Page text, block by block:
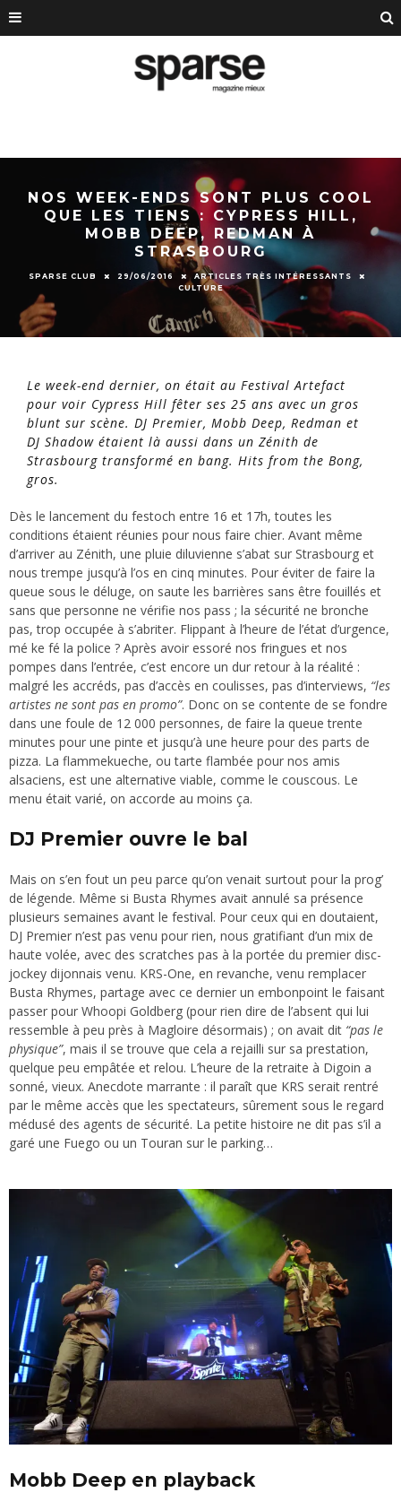
NOS WEEK-ENDS SONT PLUS COOL
QUE LES TIENS : CYPRESS HILL,
MOBB DEEP, REDMAN À
STRASBOURG
SPARSE CLUB 29/06/2016
ARTICLES TRÈS INTÉRESSANTS
CULTURE
Le week-end dernier, on était au Festival Artefact
pour voir Cypress Hill fêter ses 25 ans avec un gros
blunt sur scène. DJ Premier, Mobb Deep, Redman et
DJ Shadow étaient là aussi dans un Zénith de
Strasbourg transformé en bang. Hits from the Bong,
gros.
Dès le lancement du festoch entre 16 et 17h, toutes les
conditions étaient réunies pour nous faire chier. Avant même
d’arriver au Zénith, une pluie diluvienne s’abat sur Strasbourg et
nous trempe jusqu’à l’os en cinq minutes. Pour éviter de faire la
queue sous le déluge, on saute les barrières sans être fouillés et
sans que personne ne vérifie nos pass ; la sécurité ne bronche
pas, trop occupée à s’abriter. Flippant à l’heure de l’état d’urgence,
mé ke fé la police ? Après avoir essoré nos fringues et nos
pompes dans l’entrée, c’est encore un dur retour à la réalité :
malgré les accréds, pas d’accès en coulisses, pas d’interviews, “les
artistes ne sont pas en promo”. Donc on se contente de se fondre
dans une foule de 12 000 personnes, de faire la queue trente
minutes pour une pinte et jusqu’à une heure pour des parts de
pizza. La flammekueche, ou tarte flambée pour nos amis
alsaciens, est une alternative viable, comme le couscous. Le
menu était varié, on accorde au moins ça.
DJ Premier ouvre le bal
Mais on s’en fout un peu parce qu’on venait surtout pour la prog’
de légende. Même si Busta Rhymes avait annulé sa présence
plusieurs semaines avant le festival. Pour ceux qui en doutaient,
DJ Premier n’est pas venu pour rien, nous gratifiant d’un mix de
haute volée, avec des scratches pas à la portée du premier disc-
jockey dijonnais venu. KRS-One, en revanche, venu remplacer
Busta Rhymes, partage avec ce dernier un embonpoint le faisant
passer pour Whoopi Goldberg (pour rien dire de l’absent qui lui
ressemble à peu près à Magloire désormais) ; on avait dit “pas le
physique”, mais il se trouve que cela a rejailli sur sa prestation,
quelque peu empâtée et relou. L’heure de la retraite à Digoin a
sonné, vieux. Anecdote marrante : il paraît que KRS serait rentré
par le même accès que les spectateurs, sûrement sous le regard
médusé des agents de sécurité. La petite histoire ne dit pas s’il a
garé une Fuego ou un Touran sur le parking…
Mobb Deep en playback